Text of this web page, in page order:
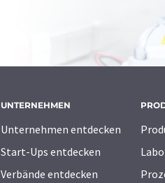
UNTERNEHMEN
Unternehmen entdecken
Start-Ups entdecken
Verbände entdecken